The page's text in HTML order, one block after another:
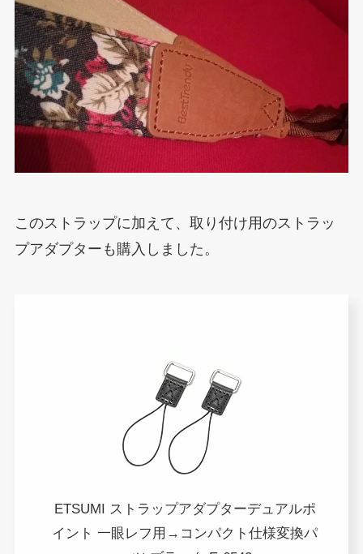
このストラップに加えて、取り付け用のストラッ
プアダプターも購入しました。
ETSUMI ストラップアダプターデュアルポ
イント 一眼レフ用→コンパクト仕様変換パ